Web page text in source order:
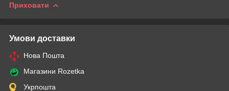
Приховати
Умови доставки
Нова Пошта
Магазини Rozetka
Укрпошта